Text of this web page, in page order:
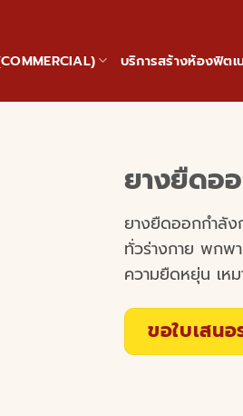
บริการสร้างห้องฟิตเ
ยางยืดอ
ยางยืดออกกำลัง
ทั่วร่างกาย พกพ
ความยืดหยุ่น เหม
ขอใบเสนอ